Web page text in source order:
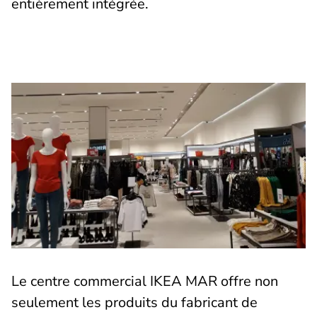
entièrement intégrée.
Le centre commercial IKEA MAR offre non
seulement les produits du fabricant de